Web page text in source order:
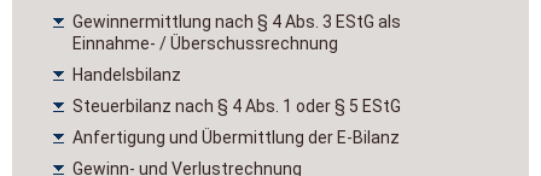
Gewinnermittlung nach § 4 Abs. 3 EStG als
Einnahme- / Überschussrechnung
Handelsbilanz
Steuerbilanz nach § 4 Abs. 1 oder § 5 EStG
Anfertigung und Übermittlung der E-Bilanz
Gewinn- und Verlustrechnung